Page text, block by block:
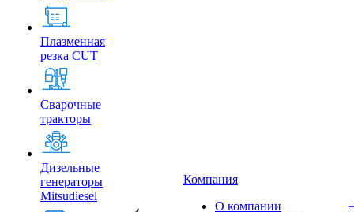
Плазменная
резка CUT
Сварочные
тракторы
Дизельные
генераторы
Mitsudiesel
Компания
О компании